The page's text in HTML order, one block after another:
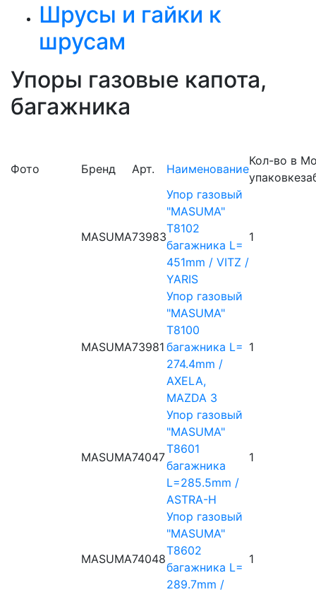
Шрусы и гайки к
шрусам
Упоры газовые капота,
багажника
Фото Бренд Арт. Наименование
Кол-во в
упаковке
MASUMA73983
Упор газовый
"MASUMA"
T8102
багажника L=
451mm / VITZ /
YARIS
1
MASUMA73981
Упор газовый
"MASUMA"
T8100
багажника L=
274.4mm /
AXELA,
MAZDA 3
1
MASUMA74047
Упор газовый
"MASUMA"
T8601
багажника
L=285.5mm /
ASTRA-H
1
MASUMA74048
Упор газовый
"MASUMA"
T8602
багажника L=
289.7mm /
1